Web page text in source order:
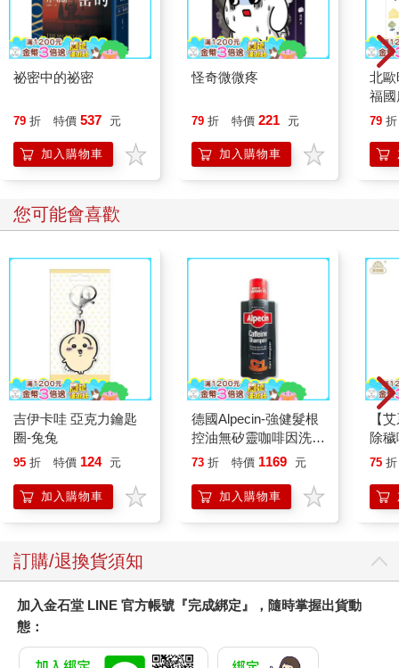
祕密中的祕密
79 折 特價 537 元
加入購物車
怪奇微微疼
79 折 特價 221 元
加入購物車
北
福
79 折
您可能會喜歡
吉伊卡哇 亞克力鑰匙
圈-兔兔
95 折 特價 124 元
加入購物車
德國Alpecin-強健髮根
控油無矽靈咖啡因洗髮
凝露375ml/瓶-C1強健
調理頭皮洗髮液/0矽靈
滋潤洗頭髮水/一般髮
73 折 特價 1169 元
加入購物車
【
除
平安
另
75 折
訂購/退換貨須知
加入金石堂 LINE 官方帳號『完成綁定』，隨時掌握出貨動
態：